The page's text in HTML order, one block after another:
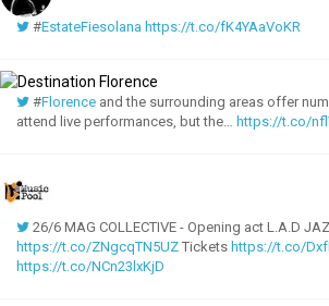
#EstateFiesolana https://t.co/fK4YAaVoKR
#Florence and the surrounding areas offer
attend live performances, but the… https://t.co/
26/6 MAG COLLECTIVE - Opening act L.A.D
https://t.co/ZNgcqTN5UZ Tickets https://t.co/
https://t.co/NCn23lxKjD